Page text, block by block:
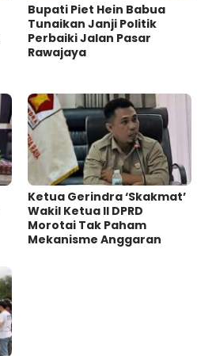
Bupati Piet Hein Babua
Tunaikan Janji Politik
Perbaiki Jalan Pasar
Rawajaya
Ketua Gerindra ‘Skakmat’
Wakil Ketua II DPRD
Morotai Tak Paham
Mekanisme Anggaran